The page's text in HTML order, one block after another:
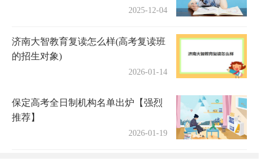
2025-12-04
济南大智教育复读怎么样(高考复读班
的招生对象)
2026-01-14
保定高考全日制机构名单出炉【强烈
推荐】
2026-01-19